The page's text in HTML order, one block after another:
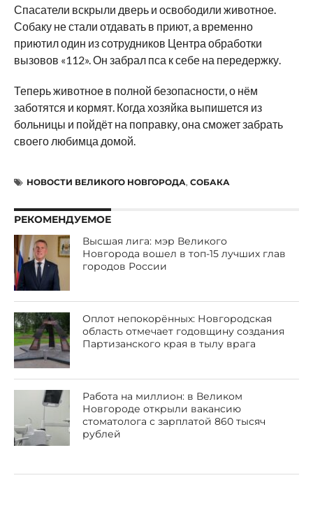
Спасатели вскрыли дверь и освободили животное.
Собаку не стали отдавать в приют, а временно
приютил один из сотрудников Центра обработки
вызовов «112». Он забрал пса к себе на передержку.
Теперь животное в полной безопасности, о нём
заботятся и кормят. Когда хозяйка выпишется из
больницы и пойдёт на поправку, она сможет забрать
своего любимца домой.
НОВОСТИ ВЕЛИКОГО НОВГОРОДА, СОБАКА
РЕКОМЕНДУЕМОЕ
Высшая лига: мэр Великого
Новгорода вошел в топ-15 лучших глав
городов России
Оплот непокорённых: Новгородская
область отмечает годовщину создания
Партизанского края в тылу врага
Работа на миллион: в Великом
Новгороде открыли вакансию
стоматолога с зарплатой 860 тысяч
рублей